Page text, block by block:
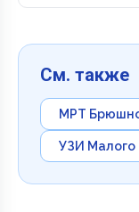
См. также
МРТ
УЗИ Малого